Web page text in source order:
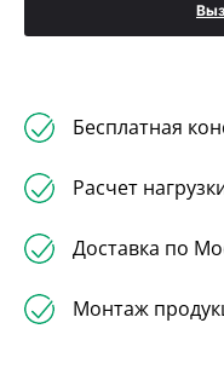
Бесплатная
Расчет
Доставка по
Монтаж